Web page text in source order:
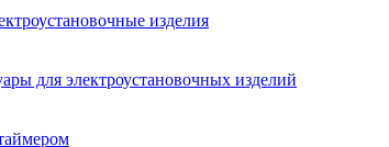
изделия
для электроустановочных изделий